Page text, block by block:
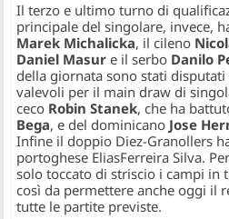
Il terzo e ultimo turno di
principale del singolare, invece,
Marek Michalicka, il cileno
Daniel Masur e il serbo Danilo
della giornata sono stati
valevoli per il main draw di
ceco Robin Stanek, che ha
Bega, e del dominicano Jose
Infine il doppio Diez-Granollers
portoghese EliasFerreira Silva.
solo toccato di striscio i campi in
così da permettere anche oggi il
tutte le partite previste.